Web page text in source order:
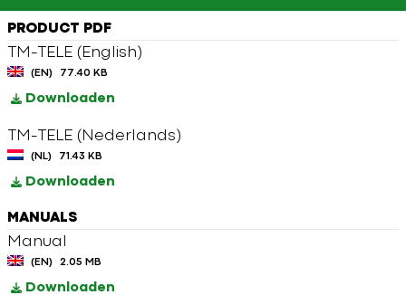
PRODUCT PDF
TM-TELE (English)
(EN) 77.40 KB
Downloaden
TM-TELE (Nederlands)
(NL) 71.43 KB
Downloaden
MANUALS
Manual
(EN) 2.05 MB
Downloaden